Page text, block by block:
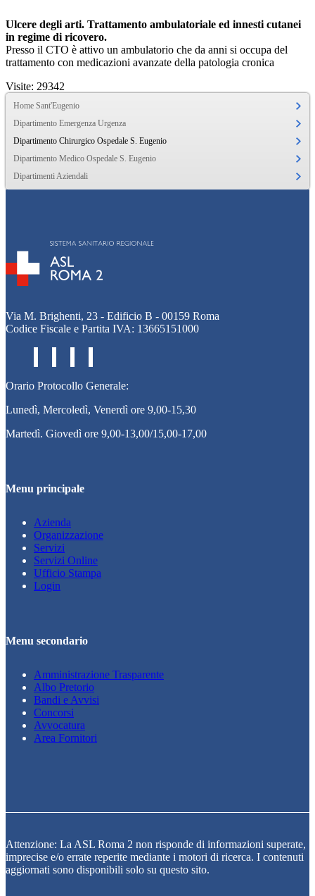
Ulcere degli arti. Trattamento ambulatoriale ed innesti cutanei
in regime di ricovero.
Presso il CTO è attivo un ambulatorio che da anni si occupa del
trattamento con medicazioni avanzate della patologia cronica
Visite: 29342
Home Sant'Eugenio
Dipartimento Emergenza Urgenza
Dipartimento Chirurgico Ospedale S. Eugenio
Dipartimento Medico Ospedale S. Eugenio
Dipartimenti Aziendali
Via M. Brighenti, 23 - Edificio B - 00159 Roma
Codice Fiscale e Partita IVA: 13665151000
Orario Protocollo Generale:
Lunedì, Mercoledì, Venerdì ore 9,00-15,30
Martedì. Giovedì ore 9,00-13,00/15,00-17,00
Menu principale
Azienda
Organizzazione
Servizi
Servizi Online
Ufficio Stampa
Login
Menu secondario
Amministrazione Trasparente
Albo Pretorio
Bandi e Avvisi
Concorsi
Avvocatura
Area Fornitori
Attenzione: La ASL Roma 2 non risponde di informazioni superate,
imprecise e/o errate reperite mediante i motori di ricerca. I contenuti
aggiornati sono disponibili solo su questo sito.